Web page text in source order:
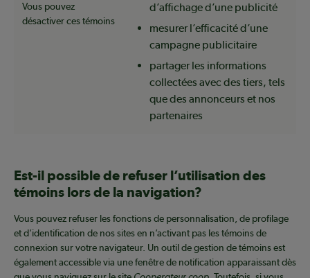
Vous pouvez
désactiver ces témoins
d’affichage d’une publicité
mesurer l’efficacité d’une
campagne publicitaire
partager les informations
collectées avec des tiers, tels
que des annonceurs et nos
partenaires
Est-il possible de refuser l’utilisation des
témoins lors de la navigation?
Vous pouvez refuser les fonctions de personnalisation, de profilage
et d’identification de nos sites en n’activant pas les témoins de
connexion sur votre navigateur. Un outil de gestion de témoins est
également accessible via une fenêtre de notification apparaissant dès